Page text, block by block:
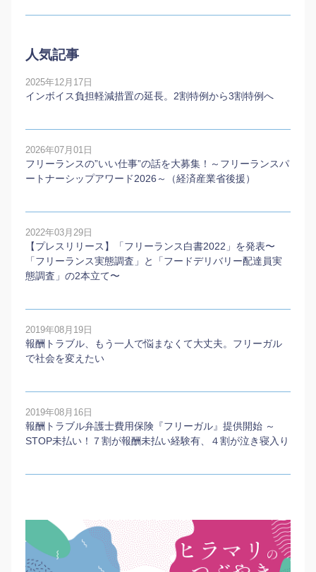
人気記事
2025年12月17日
インボイス負担軽減措置の延長。2割特例から3割特例へ
2026年07月01日
フリーランスの”いい仕事”の話を大募集！～フリーランスパ
ートナーシップアワード2026～（経済産業省後援）
2022年03月29日
【プレスリリース】「フリーランス白書2022」を発表〜
「フリーランス実態調査」と「フードデリバリー配達員実
態調査」の2本⽴て〜
2019年08月19日
報酬トラブル、もう一人で悩まなくて大丈夫。フリーガル
で社会を変えたい
2019年08月16日
報酬トラブル弁護士費用保険『フリーガル』提供開始 ～
STOP未払い！７割が報酬未払い経験有、４割が泣き寝入り